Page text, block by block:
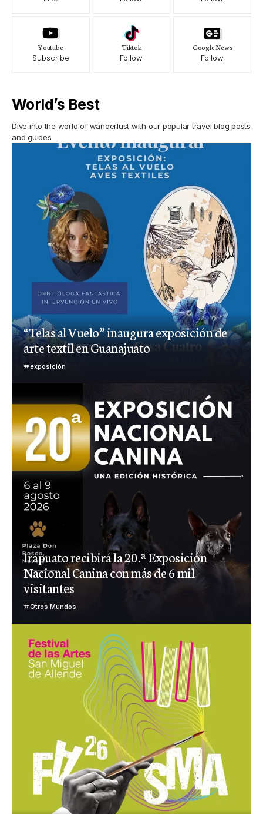
Youtube
Subscribe
Tiktok
Follow
Google News
Follow
World’s Best
Dive into the world of wanderlust with our popular travel blog posts
and guides
“Telas al Vuelo” inaugura exposición de
arte textil en Guanajuato
exposición
Irapuato recibirá la 20.ª Exposición
Nacional Canina con más de 6 mil
visitantes
Otros Mundos